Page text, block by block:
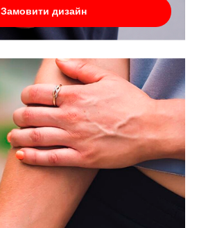
Замовити дизайн